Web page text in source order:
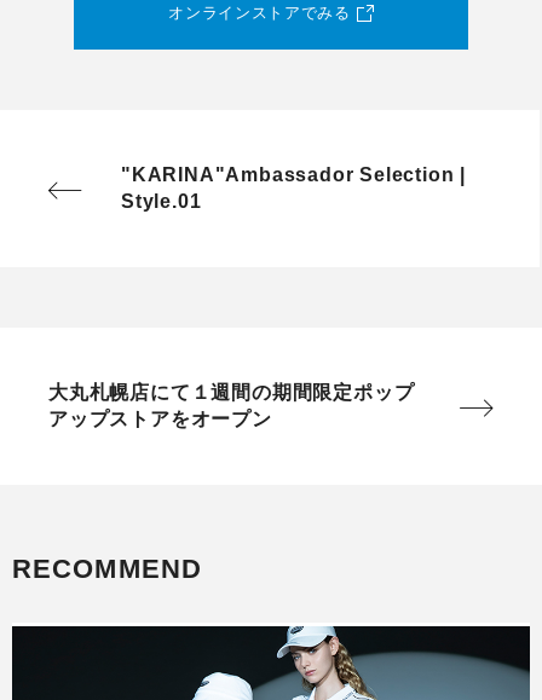
RECOMMEND
オンラインストアでみる
"KARINA"Ambassador Selection |
Style.01
大丸札幌店にて１週間の期間限定ポップ
アップストアをオープン